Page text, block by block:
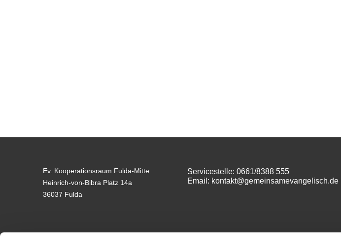
Ev. Kooperationsraum Fulda-Mitte
Heinrich-von-Bibra Platz 14a
36037 Fulda
Servicestelle: 0661/8388 555
Email: kontakt@gemeinsamevangelisch.dem